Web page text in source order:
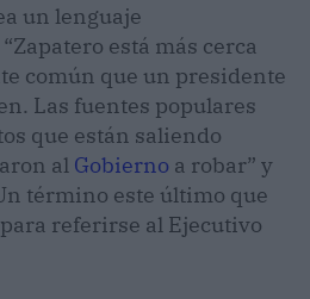
un lenguaje
está más cerca
común que un presidente
Las fuentes populares
que están saliendo
al Gobierno a robar” y
término este último que
referirse al Ejecutivo